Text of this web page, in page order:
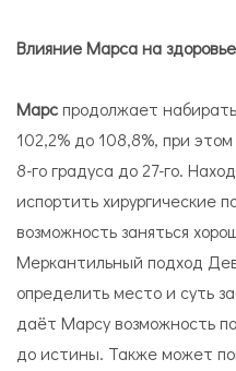
Влияние Марса на
Марспродолжает
102,2% до 108,8%, при
8-го градуса до 27-го.
испортить хирургические
возможность заняться
Меркантильный подход
определить место и суть
даёт Марсу возможность
до истины. Также может